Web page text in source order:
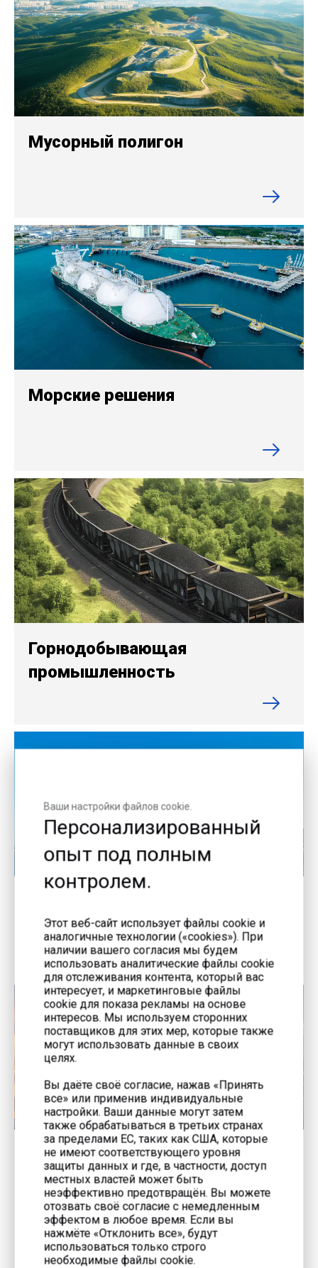
Мусорный полигон
Морские решения
Горнодобывающая
промышленность
Сталелитейная
промышленность
Ваши настройки файлов cookie.
Персонализированный
опыт под полным
контролем.
Этот веб-сайт использует файлы cookie и
аналогичные технологии («cookies»). При
наличии вашего согласия мы будем
использовать аналитические файлы cookie
для отслеживания контента, который вас
интересует, и маркетинговые файлы
cookie для показа рекламы на основе
интересов. Мы используем сторонних
поставщиков для этих мер, которые также
могут использовать данные в своих
целях.
Вы даёте своё согласие, нажав «Принять
все» или применив индивидуальные
настройки. Ваши данные могут затем
также обрабатываться в третьих странах
за пределами ЕС, таких как США, которые
не имеют соответствующего уровня
защиты данных и где, в частности, доступ
местных властей может быть
неэффективно предотвращён. Вы можете
отозвать своё согласие с немедленным
эффектом в любое время. Если вы
нажмёте «Отклонить все», будут
использоваться только строго
необходимые файлы cookie.